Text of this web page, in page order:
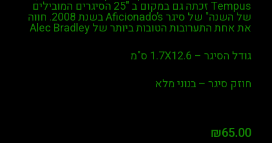
Tempus זכתה גם במקום ב "25 הסיגרים המובילים
של השנה" של סיגר Aficionado’s בשנת 2008. חווה
את אחת התערובות הטובות ביותר של Alec Bradley
גודל הסיגר – 1.7X12.6 ס"מ
חוזק סיגר – בנוני מלא
₪65.00